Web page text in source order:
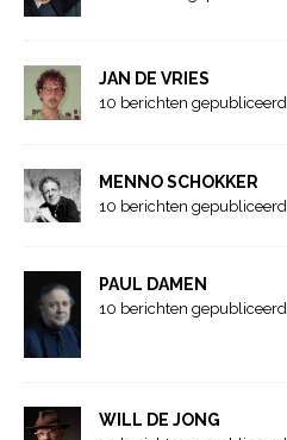
JAN DE VRIES
10 berichten gepubliceerd
MENNO SCHOKKER
10 berichten gepubliceerd
PAUL DAMEN
10 berichten gepubliceerd
WILL DE JONG